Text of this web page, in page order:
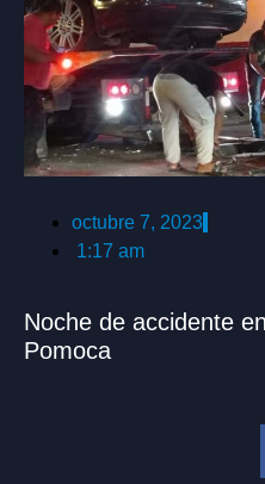
octubre 7, 2023
1:17 am
Noche de accidente
Pomoca